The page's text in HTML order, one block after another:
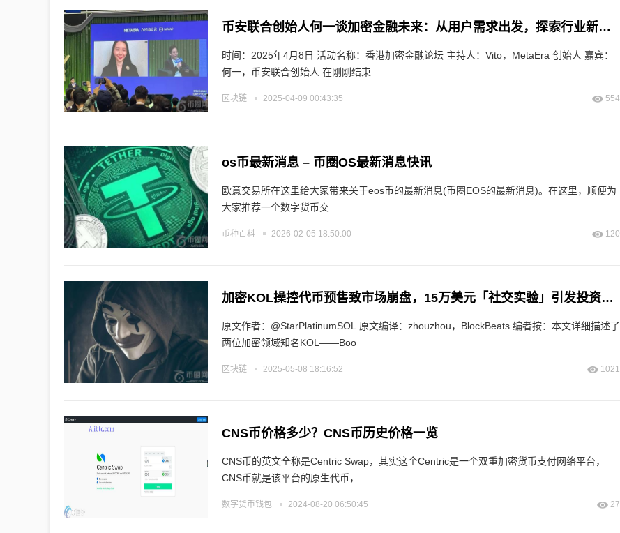
币安联合创始人何一谈加密金融未来：从用户需求出发，探索行业新趋势
时间：2025年4月8日 活动名称：香港加密金融论坛 主持人：Vito，MetaEra 创始人 嘉宾：
何一，币安联合创始人 在刚刚结束
区块链 2025-04-09 00:43:35 554
os币最新消息 – 币圈OS最新消息快讯
欧意交易所在这里给大家带来关于eos币的最新消息(币圈EOS的最新消息)。在这里，顺便为
大家推荐一个数字货币交
币种百科 2026-02-05 18:50:00 120
加密KOL操控代币预售致市场崩盘，15万美元「社交实验」引发投资者警觉
原文作者：@StarPlatinumSOL 原文编译：zhouzhou，BlockBeats 编者按：本文详细描述了
两位加密领域知名KOL——Boo
区块链 2025-05-08 18:16:52 1021
CNS币价格多少？CNS币历史价格一览
CNS币的英文全称是Centric Swap，其实这个Centric是一个双重加密货币支付网络平台，
CNS币就是该平台的原生代币，
数字货币钱包 2024-08-20 06:50:45 27